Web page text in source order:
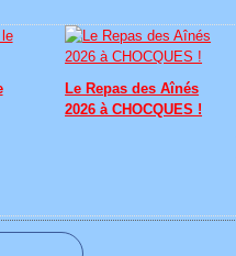
Le Repas des Aînés
2026 à CHOCQUES !